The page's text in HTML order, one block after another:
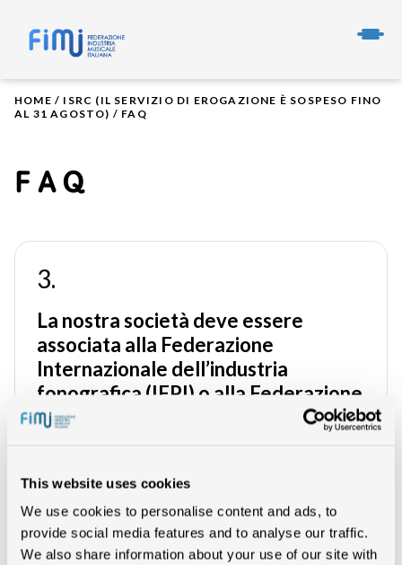
This website uses cookies
We use cookies to personalise content and ads, to
provide social media features and to analyse our traffic.
We also share information about your use of our site with
HOME / ISRC (IL SERVIZIO DI EROGAZIONE È SOSPESO FINO
AL 31 AGOSTO) / FAQ
FAQ
3.
La nostra società deve essere
associata alla Federazione
Internazionale dell’industria
fonografica (IFPI) o alla Federazione
dell’industria musicale nazionale per
entità che possieda o crei supporti audio e/o video,
indipendentemente dalla propria adesione ad una
associazione di settore.